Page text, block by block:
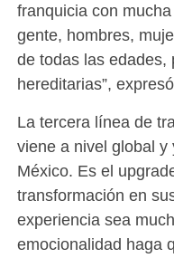
franquicia con
gente, hombres,
de todas las edades,
hereditarias”,
La tercera línea de
viene a nivel global y
México. Es el
transformación en
experiencia sea
emocionalidad haga